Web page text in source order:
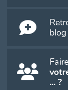
blog
... ?